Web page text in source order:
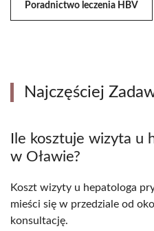
Poradnictwo leczenia HBV
Najczęściej
Ile kosztuje wizyta u
w Oławie?
Koszt wizyty u hepatologa
mieści się w przedziale od
konsultację.